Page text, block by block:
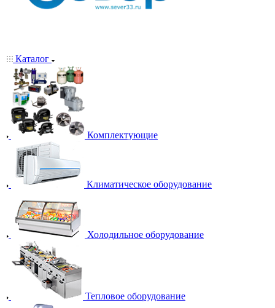
Каталог
Комплектующие
Климатическое оборудование
Холодильное оборудование
Тепловое оборудование